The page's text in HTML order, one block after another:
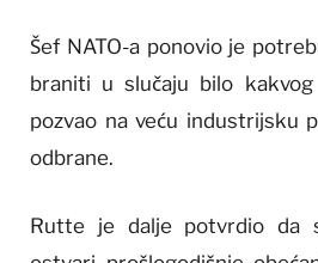
Šef NATO-a ponovio je
braniti u slučaju bilo
pozvao na veću industrijsku
odbrane.
Rutte je dalje potvrdio da